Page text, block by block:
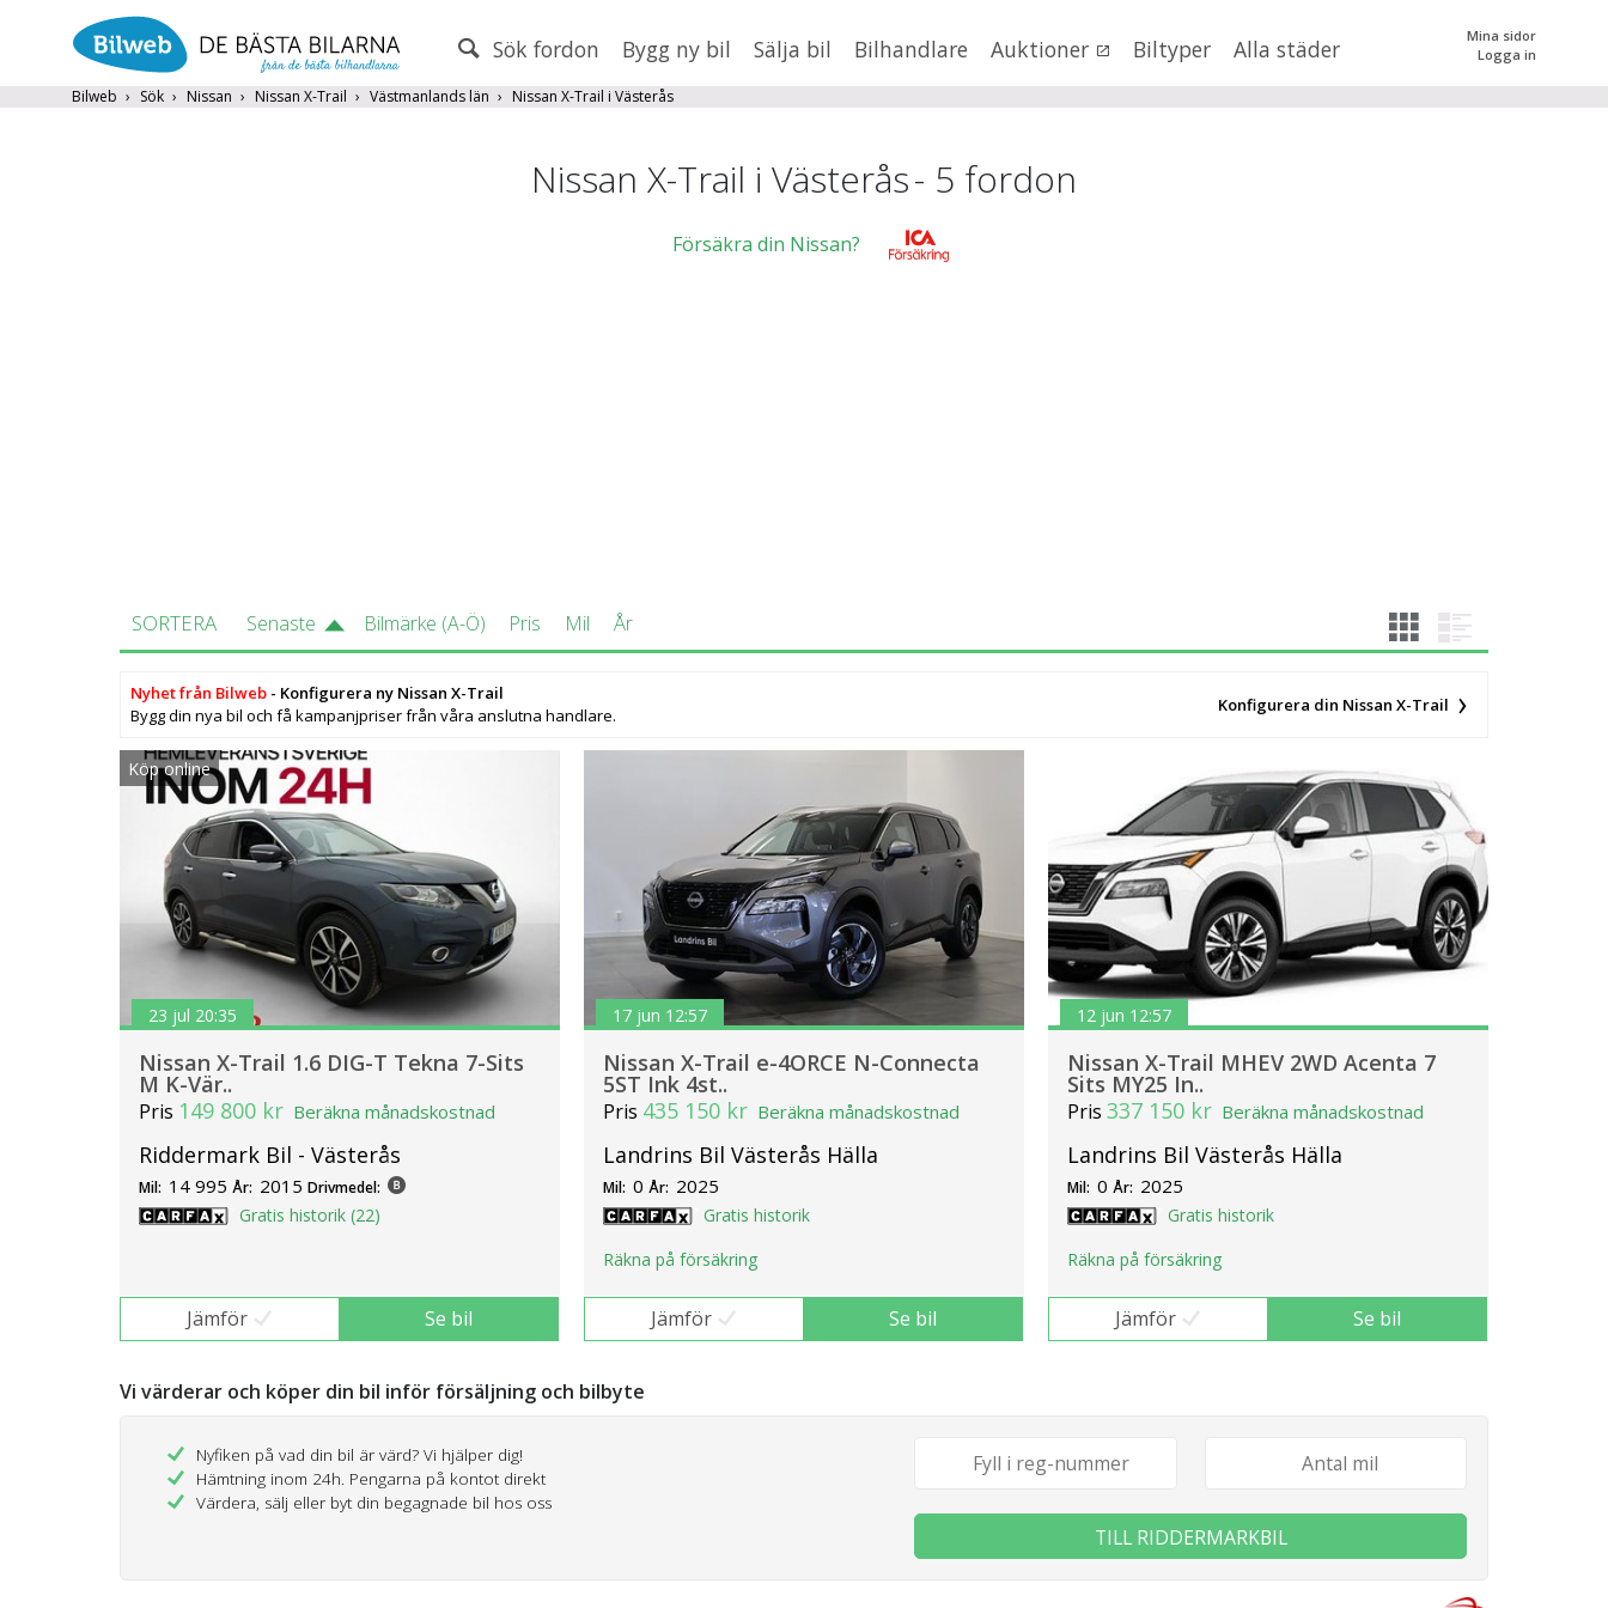
Sök fordon Bygg ny bil Sälja bil Bilhandlare Auktioner Biltyper Alla städer
Mina sidor
Logga in
Bilweb Sök Nissan Nissan X-Trail Västmanlands län Nissan X-Trail i Västerås
0 kr tillmer än 500000
Nissan X-Trail i Västerås- 5 fordon
Försäkra din Nissan?
SORTERA Senaste Bilmärke (A-Ö) Pris Mil År
Nyhet från Bilweb - Konfigurera ny Nissan X-Trail
Bygg din nya bil och få kampanjpriser från våra anslutna handlare.
Konfigurera din Nissan X-Trail
Köp online
23 jul 20:35
Nissan X-Trail 1.6 DIG-T Tekna 7-Sits
M K-Vär..
Pris 149 800 kr Beräkna månadskostnad
Riddermark Bil - Västerås
Mil: 14 995 År: 2015 Drivmedel:
Gratis historik (22)
Jämför Se bil
17 jun 12:57
Nissan X-Trail e-4ORCE N-Connecta
5ST Ink 4st..
Pris 435 150 kr Beräkna månadskostnad
Landrins Bil Västerås Hälla
Mil: 0 År: 2025
Gratis historik
Räkna på försäkring
Jämför Se bil
12 jun 12:57
Nissan X-Trail MHEV 2WD Acenta 7
Sits MY25 In..
Pris 337 150 kr Beräkna månadskostnad
Landrins Bil Västerås Hälla
Mil: 0 År: 2025
Gratis historik
Räkna på försäkring
Jämför Se bil
Vi värderar och köper din bil inför försäljning och bilbyte
Nyfiken på vad din bil är värd? Vi hjälper dig!
Hämtning inom 24h. Pengarna på kontot direkt
Värdera, sälj eller byt din begagnade bil hos oss
TILL RIDDERMARKBIL